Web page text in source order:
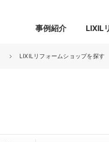
事例紹介
玄関まわ
LIXIL
LIXILリフォームショップを探す